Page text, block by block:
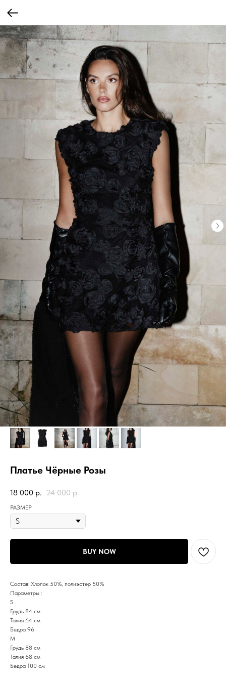
Платье Чёрные Розы
18 000 р. 24 000 р.
РАЗМЕР
BUY NOW
Состав: Хлопок 50%, полиэстер 50%
Параметры :
S
Грудь 84 см
Талия 64 см
Бедра 96
М
Грудь 88 см
Талия 68 см
Бедра 100 см